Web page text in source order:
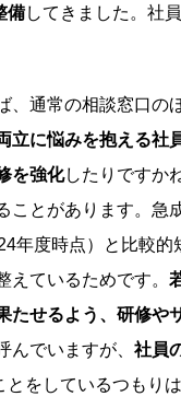
備してきました。社
通常の相談窓口の
立に悩みを抱える社
を強化したりですか
ことがあります。急
年度時点）と比較的
えているためです。
たせるよう、研修や
んでいますが、 社員
とをしているつもり